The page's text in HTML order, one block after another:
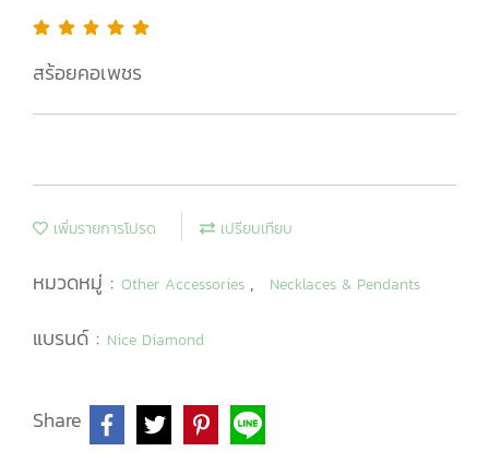
สร้อยคอเพชร
เพิ่มรายการโปรด เปรียบเทียบ
หมวดหมู่ : Other Accessories , Necklaces & Pendants
แบรนด์ : Nice Diamond
Share